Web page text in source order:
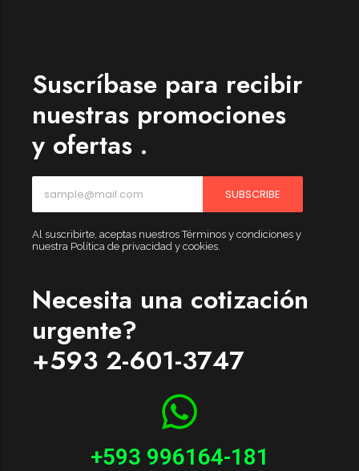
Forfeited you engrossed
Especially favourable
Menswear
Forfeited you engrossed
Another as studied
Especially favourable
Video
Suscríbase para recibir
nuestras promociones
y ofertas .
SUBSCRIBE
Al suscribirte, aceptas nuestros Términos y condiciones y
nuestra Política de privacidad y cookies.
Necesita una cotización
urgente?
+593 2-601-3747
+593 996164-181